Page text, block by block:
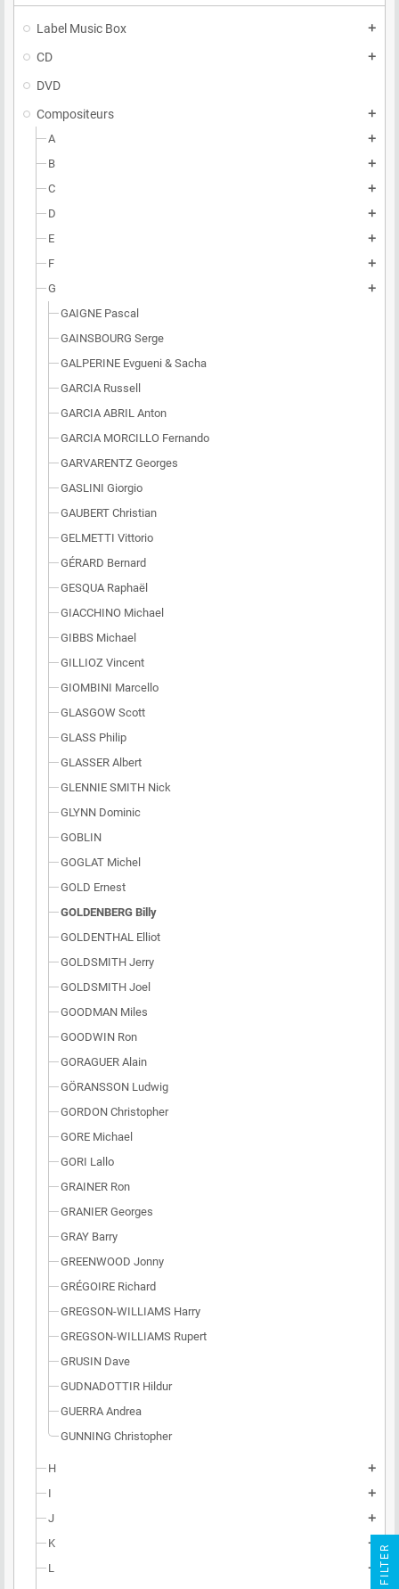
Label Music Box add
CD add
DVD
Compositeurs
add
A add
B add
C add
D add
E add
F add
G add
GAIGNE Pascal
GAINSBOURG Serge
GALPERINE Evgueni & Sacha
GARCIA Russell
GARCIA ABRIL Anton
GARCIA MORCILLO Fernando
GARVARENTZ Georges
GASLINI Giorgio
GAUBERT Christian
GELMETTI Vittorio
GÉRARD Bernard
GESQUA Raphaël
GIACCHINO Michael
GIBBS Michael
GILLIOZ Vincent
GIOMBINI Marcello
GLASGOW Scott
GLASS Philip
GLASSER Albert
GLENNIE SMITH Nick
GLYNN Dominic
GOBLIN
GOGLAT Michel
GOLD Ernest
GOLDENBERG Billy
GOLDENTHAL Elliot
GOLDSMITH Jerry
GOLDSMITH Joel
GOODMAN Miles
GOODWIN Ron
GORAGUER Alain
GÖRANSSON Ludwig
GORDON Christopher
GORE Michael
GORI Lallo
GRAINER Ron
GRANIER Georges
GRAY Barry
GREENWOOD Jonny
GRÉGOIRE Richard
GREGSON-WILLIAMS Harry
GREGSON-WILLIAMS Rupert
GRUSIN Dave
GUDNADOTTIR Hildur
GUERRA Andrea
GUNNING Christopher
H add
I add
J add
K add
L add R